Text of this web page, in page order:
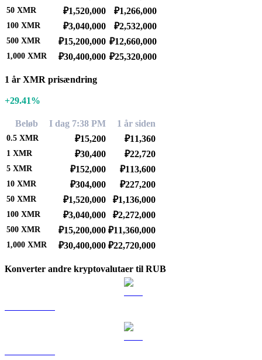
50 XMR ₽1,520,000 ₽1,266,000
100 XMR ₽3,040,000 ₽2,532,000
500 XMR ₽15,200,000 ₽12,660,000
1,000 XMR ₽30,400,000 ₽25,320,000
1 år XMR prisændring
+29.41%
Beløb I dag 7:38 PM 1 år siden
0.5 XMR ₽15,200 ₽11,360
1 XMR ₽30,400 ₽22,720
5 XMR ₽152,000 ₽113,600
10 XMR ₽304,000 ₽227,200
50 XMR ₽1,520,000 ₽1,136,000
100 XMR ₽3,040,000 ₽2,272,000
500 XMR ₽15,200,000 ₽11,360,000
1,000 XMR ₽30,400,000 ₽22,720,000
Konverter andre kryptovalutaer til RUB